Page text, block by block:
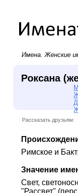
Имена.Женские
Роксана
Рассказать друзьям:
Римское и
Значение
Свет,
"Рассвет"